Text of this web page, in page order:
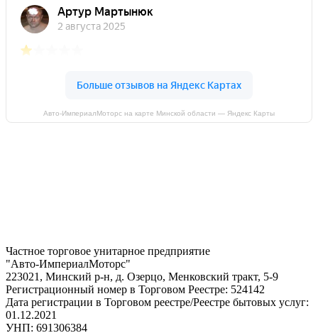
Авто-ИмпериалМоторс на карте Минской области — Яндекс Карты
Частное торговое унитарное предприятие
"Авто-ИмпериалМоторс"
223021, Минский р-н, д. Озерцо, Менковский тракт, 5-9
Регистрационный номер в Торговом Реестре: 524142
Дата регистрации в Торговом реестре/Реестре бытовых услуг:
01.12.2021
УНП: 691306384